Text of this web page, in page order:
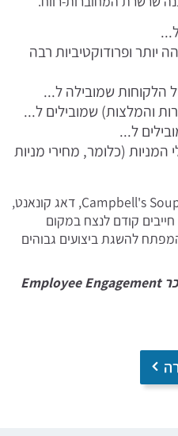
יותר ופרודוקטיביות רבה
הלקוחות שמובילה ל...
והמלצות) שמובילים ל...
ל...
המניות (כלומר, מחירי מניות
כפי שהמנכ"ל לשעבר של חברת Campbell's Soup, דאג קונאנט,
קודם לנצח במקום
להשגת ביצועים גבוהים
Employee Engagement